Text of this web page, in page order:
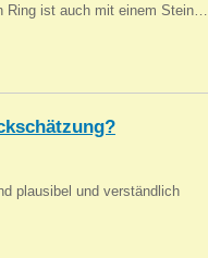
Ring ist auch mit einem Stein…
plausibel und verständlich